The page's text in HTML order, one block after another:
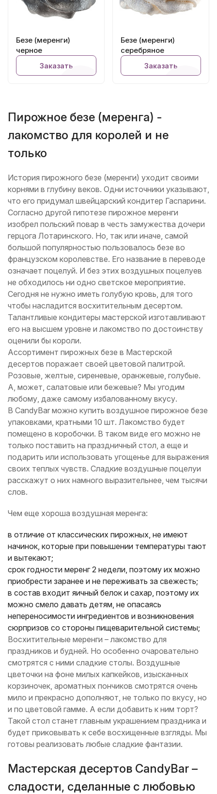
Безе (меренги)
черное
Заказать
Безе (меренги)
серебряное
Заказать
Пирожное безе (меренга) -
лакомство для королей и не
только
История пирожного безе (меренги) уходит своими
корнями в глубину веков. Одни источники указывают,
что его придумал швейцарский кондитер Гаспарини.
Согласно другой гипотезе пирожное меренги
изобрел польский повар в честь замужества дочери
герцога Лотаринского. Но, так или иначе, самой
большой популярностью пользовалось безе во
французском королевстве. Его название в переводе
означает поцелуй. И без этих воздушных поцелуев
не обходилось ни одно светское мероприятие.
Сегодня не нужно иметь голубую кровь, для того
чтобы насладится восхитительным десертом.
Талантливые кондитеры мастерской изготавливают
его на высшем уровне и лакомство по достоинству
оценили бы короли.
Ассортимент пирожных безе в Мастерской
десертов поражает своей цветовой палитрой.
Розовые, желтые, сиреневые, оранжевые, голубые.
А, может, салатовые или бежевые? Мы угодим
любому, даже самому избалованному вкусу.
В CandyBar можно купить воздушное пирожное безе
упаковками, кратными 10 шт. Лакомство будет
помещено в коробочки. В таком виде его можно не
только поставить на праздничный стол, а еще и
подарить или использовать угощенье для выражения
своих теплых чувств. Сладкие воздушные поцелуи
расскажут о них намного выразительнее, чем тысячи
слов.
Чем еще хороша воздушная меренга:
в отличие от классических пирожных, не имеют
начинок, которые при повышении температуры тают
и вытекают;
срок годности меренг 2 недели, поэтому их можно
приобрести заранее и не переживать за свежесть;
в состав входит яичный белок и сахар, поэтому их
можно смело давать детям, не опасаясь
непереносимости ингредиентов и возникновения
сюрпризов со стороны пищеварительной системы;
Восхитительные меренги – лакомство для
праздников и будней. Но особенно очаровательно
смотрятся с ними сладкие столы. Воздушные
цветочки на фоне милых капкейков, изысканных
корзиночек, ароматных пончиков смотрятся очень
мило и прекрасно дополняют, не только по вкусу, но
и по цветовой гамме. А если добавить к ним торт?
Такой стол станет главным украшением праздника и
будет приковывать к себе восхищенные взгляды. Мы
готовы реализовать любые сладкие фантазии.
Мастерская десертов CandyBar –
сладости, сделанные с любовью